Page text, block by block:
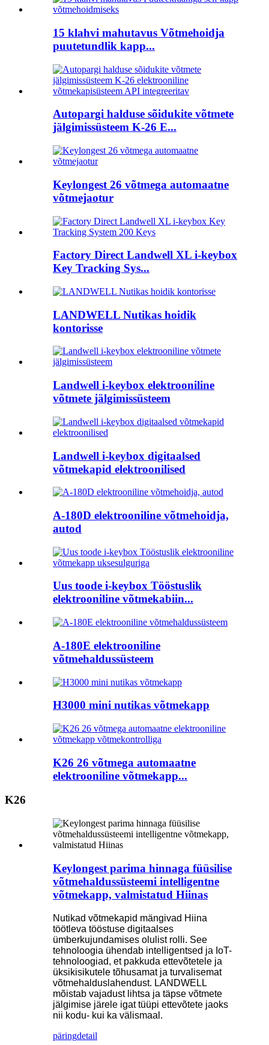
15 klahvi mahutavus Võtmehoidja
puutetundlik kapp...
Autopargi halduse sõidukite võtmete
jälgimissüsteem K-26 E...
Keylongest 26 võtmega automaatne
võtmejaotur
Factory Direct Landwell XL i-keybox
Key Tracking Sys...
LANDWELL Nutikas hoidik
kontorisse
Landwell i-keybox elektrooniline
võtmete jälgimissüsteem
Landwell i-keybox digitaalsed
võtmekapid elektroonilised
A-180D elektrooniline võtmehoidja,
autod
Uus toode i-keybox Tööstuslik
elektrooniline võtmekabiin...
A-180E elektrooniline
võtmehaldussüsteem
H3000 mini nutikas võtmekapp
K26 26 võtmega automaatne
elektrooniline võtmekapp...
K26
Keylongest parima hinnaga füüsilise
võtmehaldussüsteemi intelligentne
võtmekapp, valmistatud Hiinas
Nutikad võtmekapid mängivad Hiina
töötleva tööstuse digitaalses
ümberkujundamises olulist rolli. See
tehnoloogia ühendab intelligentsed ja IoT-
tehnoloogiad, et pakkuda ettevõtetele ja
üksikisikutele tõhusamat ja turvalisemat
võtmehalduslahendust. LANDWELL
mõistab vajadust lihtsa ja täpse võtmete
jälgimise järele igat tüüpi ettevõtete jaoks
nii kodu- kui ka välismaal.
päringdetail